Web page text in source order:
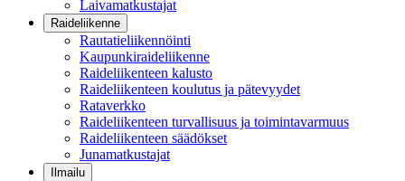
Laivamatkustajat
Raideliikenne
Rautatieliikennöinti
Kaupunkiraideliikenne
Raideliikenteen kalusto
Raideliikenteen koulutus ja pätevyydet
Rataverkko
Raideliikenteen turvallisuus ja toimintavarmuus
Raideliikenteen säädökset
Junamatkustajat
Ilmailu